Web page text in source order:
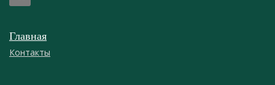
Главная
Контакты